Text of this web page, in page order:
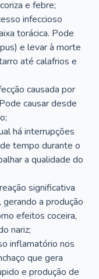
e febre;
infeccioso
torácica. Pode
e levar à morte
até calafrios e
causada por
causar desde
há interrupções
tempo durante o
a qualidade do
significativa
a produção
efeitos coceira,
nariz;
inflamatório nos
que gera
e produção de